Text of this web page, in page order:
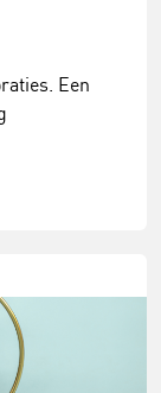
Een